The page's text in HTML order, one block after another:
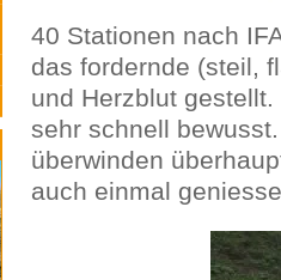
40 Stationen nach
das fordernde (steil,
und Herzblut
sehr schnell
überwinden
auch einmal